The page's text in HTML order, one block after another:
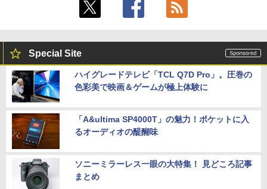
Special Site
ハイグレードテレビ「TCL Q7D Pro」。圧巻の
色彩美で映画＆ゲームが極上体験に
「A&ultima SP4000T」の魅力！ポケットに入
るオーディオの醍醐味
ソニーミラーレス一眼の大特集！ 見どころ記事
まとめ